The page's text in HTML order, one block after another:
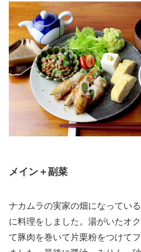
メイン＋副菜
ナカムラの実家の畑になってい
に料理をしました。湯がいたオ
て豚肉を巻いて片栗粉をつけて